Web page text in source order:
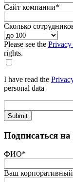
Сайт компании*
Сколько
Please see the
rights.
I have read the
personal data
Submit
Подписаться
ФИО*
Ваш